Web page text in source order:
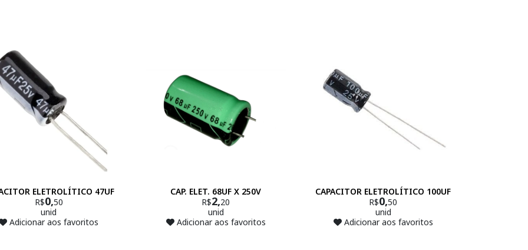
ELETROLÍTICO 47UF
R$0,50
unid
Adicionar aos favoritos
CAP. ELET. 68UF X 250V
R$2,20
unid
Adicionar aos favoritos
CAPACITOR ELETROLÍTICO 100UF
R$0,50
unid
Adicionar aos favoritos